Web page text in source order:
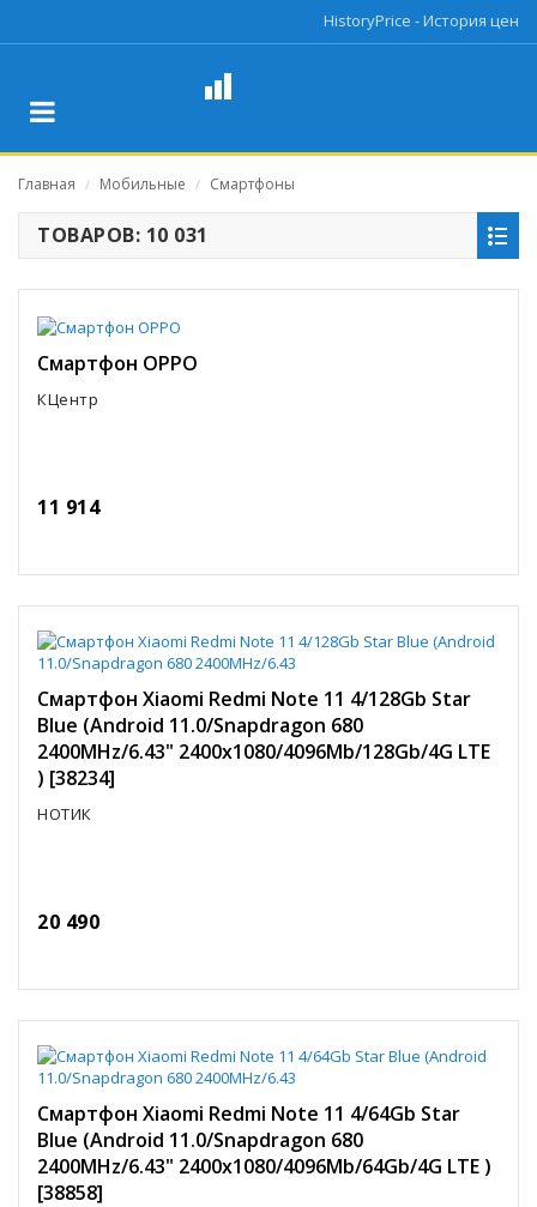
HistoryPrice - История цен
Главная / Мобильные / Смартфоны
ТОВАРОВ: 10 031
Смартфон OPPO
КЦентр
11 914
Смартфон Xiaomi Redmi Note 11 4/128Gb Star
Blue (Android 11.0/Snapdragon 680
2400MHz/6.43" 2400x1080/4096Mb/128Gb/4G LTE
) [38234]
НОТИК
20 490
Смартфон Xiaomi Redmi Note 11 4/64Gb Star
Blue (Android 11.0/Snapdragon 680
2400MHz/6.43" 2400x1080/4096Mb/64Gb/4G LTE )
[38858]